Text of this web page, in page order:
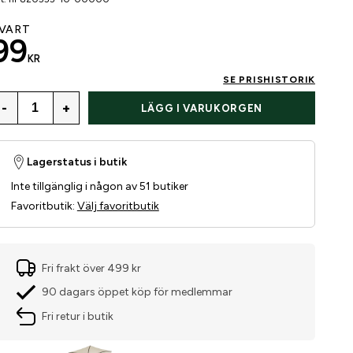
KR
SE PRISHISTORIK
- + LÄGG I VARUKORGEN
Lagerstatus i butik
Inte tillgänglig i någon av 51 butiker
Favoritbutik: Välj favoritbutik
Fri frakt över 499 kr
90 dagars öppet köp för medlemmar
Fri retur i butik